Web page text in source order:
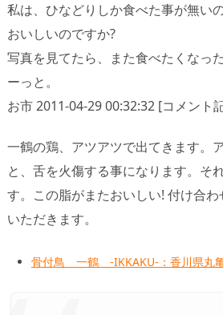
私は、ひなどりしか食べた事が無い
おいしいのですか?
写真を見てたら、また食べたくなっ
ーっと。
お市 2011-04-29 00:32:32 [コメント
一鶴の鶏、アツアツで出てきます。
と、舌を火傷する事になります。そ
す。この脂がまたおいしい! 付け合
いただきます。
骨付鳥 一鶴 -IKKAKU-：香川県丸